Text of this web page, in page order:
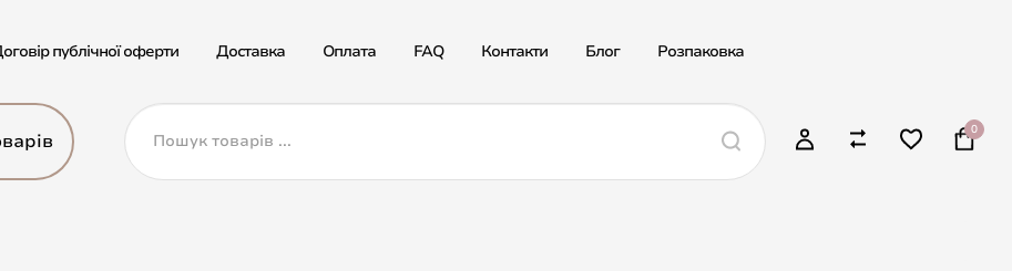
публічної оферти Доставка Оплата FAQ Контакти Блог Розпаковка
0